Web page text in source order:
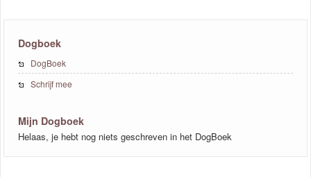
Dogboek
DogBoek
Schrijf mee
Mijn Dogboek
Helaas, je hebt nog niets geschreven in het DogBoek